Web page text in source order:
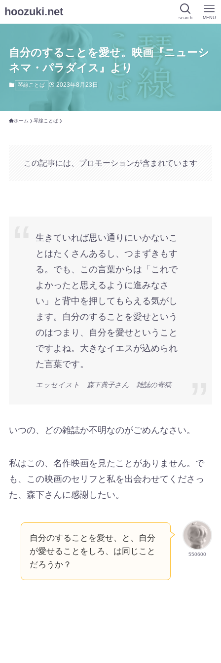
hoozuki.net search MENU
自分のすることを愛せ。映画『ニューシ
ネマ・パラダイス』より
琴線ことば 2023年8月23日
ホーム 琴線ことば
この記事には、プロモーションが含まれています
生きていれば思い通りにいかないこ
とはたくさんあるし、つまずきもす
る。でも、この言葉からは「これで
よかったと思えるように進みなさ
い」と背中を押してもらえる気がし
ます。自分のすることを愛せという
のはつまり、自分を愛せということ
ですよね。大きなイエスが込められ
た言葉です。
エッセイスト 森下典子さん 雑誌の寄稿
いつの、どの雑誌か不明なのがごめんなさい。
私はこの、名作映画を見たことがありません。で
も、この映画のセリフと私を出会わせてくださっ
た、森下さんに感謝したい。
550600
自分のすることを愛せ、と、自分
が愛せることをしろ、は同じこと
だろうか？